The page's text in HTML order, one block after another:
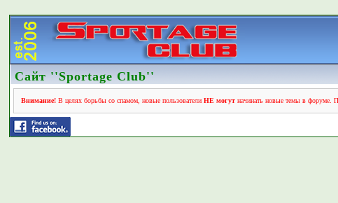
Сайт ''Sportage Club''
Внимание! В целях борьбы со спамом, новые пользователиНЕ могут начинать новые темы в форуме.